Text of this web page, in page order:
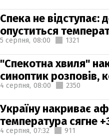
Спека не відступає:
опуститься
5 серпня, 08:00 1321
"Спекотна хвиля"
синоптик розповів,
4 серпня, 08:00 2350
Україну накриває
температура сягне
4 серпня, 07:32 911